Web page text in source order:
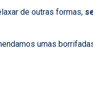
de outras formas,
umas